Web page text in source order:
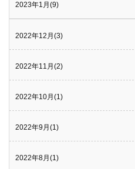
2023年1月(9)
2022年12月(3)
2022年11月(2)
2022年10月(1)
2022年9月(1)
2022年8月(1)